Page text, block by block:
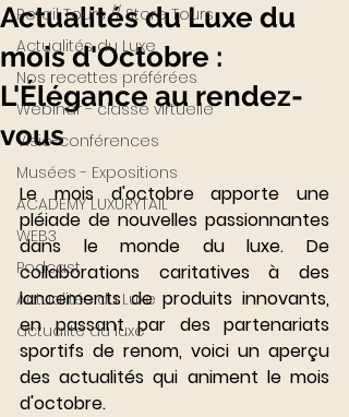
Retail Tours // Store Tours
Actualités du Luxe
Nos recettes préférées
Webinar - classe virtuelle
Visio-conférences
Musées - Expositions
ACADEMY LUXURYTAIL
WEB3
Podcast
Actualités du Luxe
actualité du luxe
Actualités du Luxe du
mois d'Octobre :
L'Élégance au rendez-
vous
Le mois d'octobre apporte une
pléiade de nouvelles passionnantes
dans le monde du luxe. De
collaborations caritatives à des
lancements de produits innovants,
en passant par des partenariats
sportifs de renom, voici un aperçu
des actualités qui animent le mois
d'octobre.